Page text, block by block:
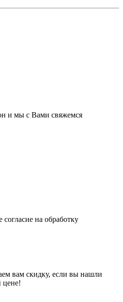
и мы с Вами свяжемся
на обработку
вам скидку, если вы нашли
цене!